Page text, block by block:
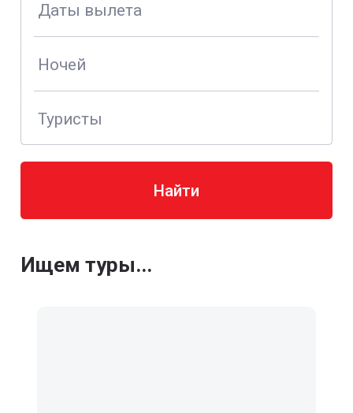
Даты вылета
Ночей
Туристы
Найти
Ищем туры...